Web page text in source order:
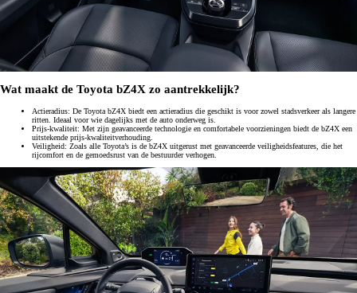
Wat maakt de Toyota bZ4X zo aantrekkelijk?
Actieradius: De Toyota bZ4X biedt een actieradius die geschikt is voor zowel stadsverkeer als langere
ritten. Ideaal voor wie dagelijks met de auto onderweg is.
Prijs-kwaliteit: Met zijn geavanceerde technologie en comfortabele voorzieningen biedt de bZ4X een
uitstekende prijs-kwaliteitverhouding.
Veiligheid: Zoals alle Toyota’s is de bZ4X uitgerust met geavanceerde veiligheidsfeatures, die het
rijcomfort en de gemoedsrust van de bestuurder verhogen.